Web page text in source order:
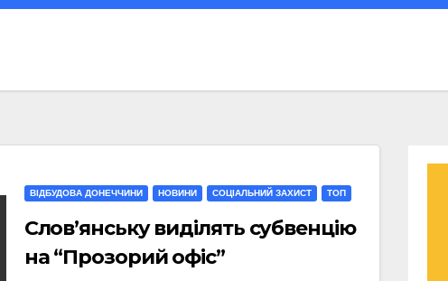
ВІДБУДОВА ДОНЕЧЧИНИ НОВИНИ СОЦІАЛЬНИЙ ЗАХИСТ ТОП
Слов’янську виділять субвенцію
на “Прозорий офіс”